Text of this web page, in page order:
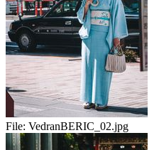
File: VedranBERIC_02.jpg